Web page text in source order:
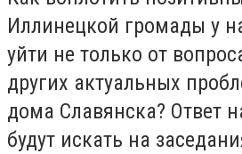
Иллинецкой громады у
уйти не только от
других актуальных
дома Славянска? Ответ
будут искать на